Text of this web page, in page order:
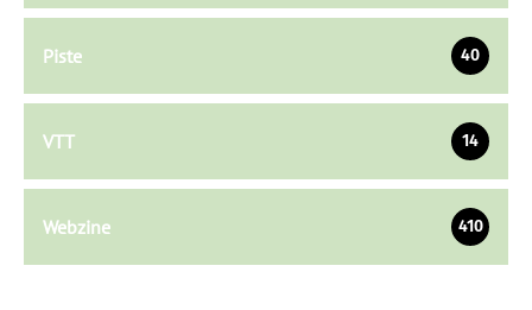
Piste 40
VTT 14
Webzine 410